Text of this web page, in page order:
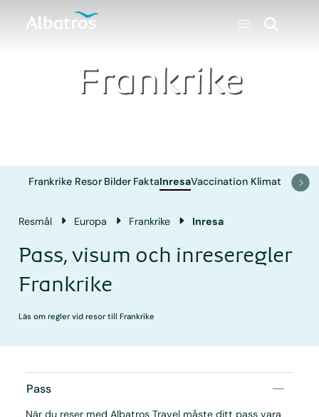
Frankrike
Frankrike Resor Bilder FaktaInresaVaccination Klimat
Resmål Europa Frankrike Inresa
Pass, visum och inreseregler
Frankrike
Läs om regler vid resor till Frankrike
Pass
När du reser med Albatros Travel måste ditt pass vara